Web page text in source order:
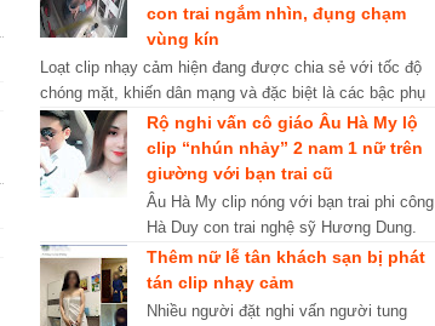
con trai ngắm nhìn, đụng chạm
vùng kín
Loạt clip nhạy cảm hiện đang được chia sẻ với tốc độ
chóng mặt, khiến dân mạng và đặc biệt là các bậc phụ
huynh sốc nặng. Những ngày gần ...
Rộ nghi vấn cô giáo Âu Hà My lộ
clip “nhún nhảy” 2 nam 1 nữ trên
giường với bạn trai cũ
Âu Hà My clip nóng với bạn trai phi công
Hà Duy con trai nghệ sỹ Hương Dung.
Clip nóng của hot girl cô giáo quốc dân
Âu Hà My với bạn trai H...
Thêm nữ lễ tân khách sạn bị phát
tán clip nhạy cảm
Nhiều người đặt nghi vấn người tung